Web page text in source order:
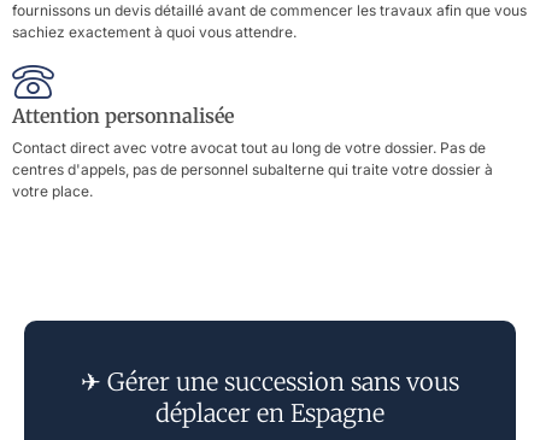
fournissons un devis détaillé avant de commencer les travaux afin que vous
sachiez exactement à quoi vous attendre.
Attention personnalisée
Contact direct avec votre avocat tout au long de votre dossier. Pas de
centres d'appels, pas de personnel subalterne qui traite votre dossier à
votre place.
✈ Gérer une succession sans vous
déplacer en Espagne